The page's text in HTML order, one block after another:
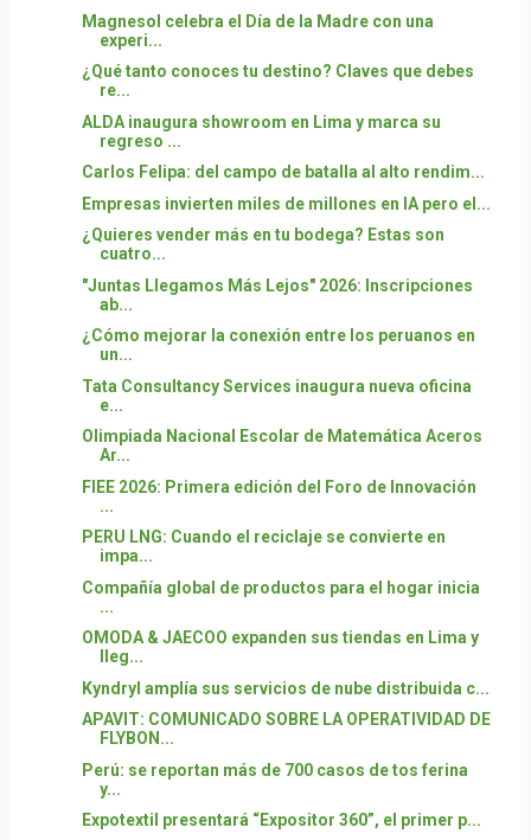
Magnesol celebra el Día de la Madre con una
experi...
¿Qué tanto conoces tu destino? Claves que debes
re...
ALDA inaugura showroom en Lima y marca su
regreso ...
Carlos Felipa: del campo de batalla al alto rendim...
Empresas invierten miles de millones en IA pero el...
¿Quieres vender más en tu bodega? Estas son
cuatro...
"Juntas Llegamos Más Lejos" 2026: Inscripciones
ab...
¿Cómo mejorar la conexión entre los peruanos en
un...
Tata Consultancy Services inaugura nueva oficina
e...
Olimpiada Nacional Escolar de Matemática Aceros
Ar...
FIEE 2026: Primera edición del Foro de Innovación
...
PERU LNG: Cuando el reciclaje se convierte en
impa...
Compañía global de productos para el hogar inicia
...
OMODA & JAECOO expanden sus tiendas en Lima y
lleg...
Kyndryl amplía sus servicios de nube distribuida c...
APAVIT: COMUNICADO SOBRE LA OPERATIVIDAD DE
FLYBON...
Perú: se reportan más de 700 casos de tos ferina
y...
Expotextil presentará “Expositor 360”, el primer p...